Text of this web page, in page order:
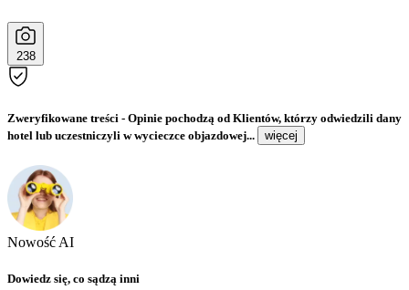
238
Zweryfikowane treści - Opinie pochodzą od Klientów, którzy odwiedzili dany
hotel lub uczestniczyli w wycieczce objazdowej...
więcej
Nowość AI
Dowiedz się, co sądzą inni